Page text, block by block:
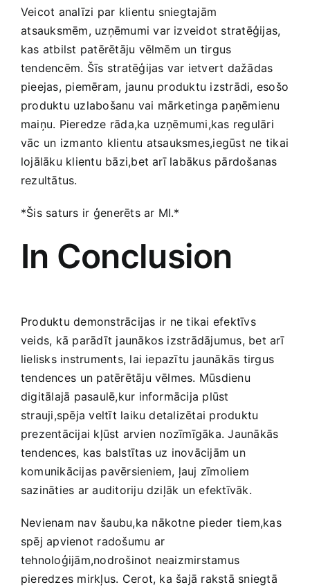
Veicot analīzi ‌par ⁢klientu​ sniegtajām
⁤atsauksmēm, uzņēmumi ‍var izveidot stratēģijas,
kas atbilst patērētāju vēlmēm un tirgus
tendencēm. Šīs⁤ stratēģijas​ var ietvert‌ dažādas
pieejas, piemēram,⁢ jaunu produktu izstrādi, esošo
produktu uzlabošanu vai mārketinga paņēmienu​
maiņu. Pieredze rāda,ka uzņēmumi,kas regulāri
vāc ⁣un izmanto klientu atsauksmes,iegūst ne tikai
lojālāku klientu bāzi,bet arī labākus pārdošanas
rezultātus.
*Šis saturs ​ir⁤ ģenerēts ‍ar MI.*
In​ Conclusion
Produktu demonstrācijas ‍ir ⁤ne tikai efektīvs
‌veids, kā parādīt ‌jaunākos izstrādājumus, bet arī
lielisks instruments, lai iepazītu jaunākās tirgus‌
tendences⁣ un patērētāju vēlmes. Mūsdienu
digitālajā pasaulē,kur informācija‍ plūst
strauji,spēja veltīt laiku detalizētai produktu
prezentācijai kļūst arvien nozīmīgāka. Jaunākās
tendences, kas balstītas uz inovācijām un
‍komunikācijas pavērsieniem, ļauj‍ zīmoliem
sazināties ar auditoriju dziļāk un efektīvāk.
Nevienam nav​ šaubu,ka‌ nākotne pieder tiem,kas
spēj apvienot radošumu ar
tehnoloģijām,nodrošinot neaizmirstamus
pieredzes mirkļus.⁣ Cerot, ka šajā rakstā sniegtā